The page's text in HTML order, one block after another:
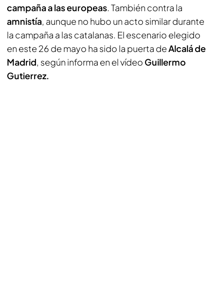
campaña a las europeas. También contra la
amnistía, aunque no hubo un acto similar durante
la campaña a las catalanas. El escenario elegido
en este 26 de mayo ha sido la puerta deAlcalá de
Madrid, según informa en el vídeo Guillermo
Gutierrez.